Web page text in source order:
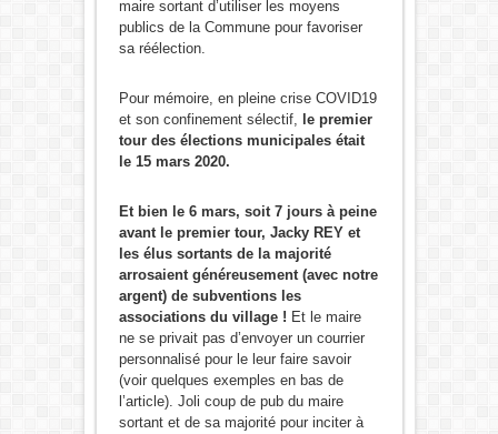
maire sortant d’utiliser les moyens
publics de la Commune pour favoriser
sa réélection.
Pour mémoire, en pleine crise COVID19
et son confinement sélectif, le premier
tour des élections municipales était
le 15 mars 2020.
Et bien le 6 mars, soit 7 jours à peine
avant le premier tour, Jacky REY et
les élus sortants de la majorité
arrosaient généreusement (avec notre
argent) de subventions les
associations du village ! Et le maire
ne se privait pas d’envoyer un courrier
personnalisé pour le leur faire savoir
(voir quelques exemples en bas de
l’article). Joli coup de pub du maire
sortant et de sa majorité pour inciter à